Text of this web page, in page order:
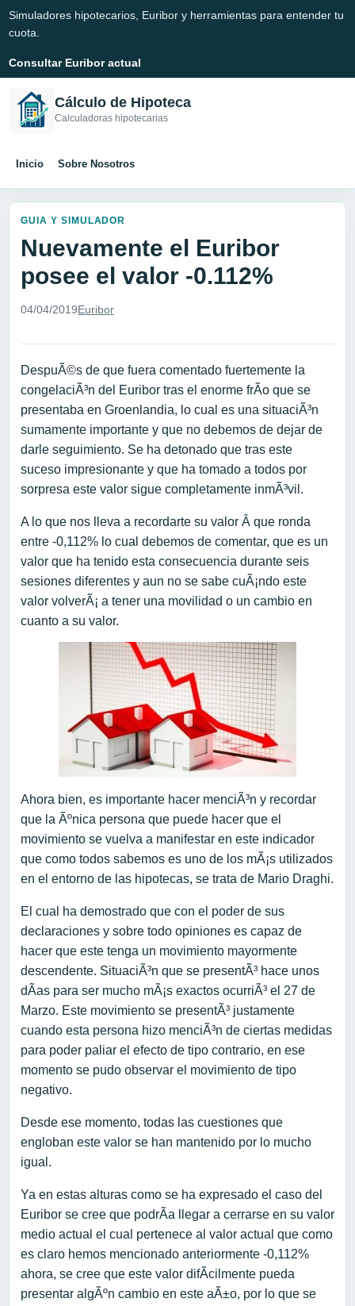
Simuladores hipotecarios, Euribor y herramientas para entender tu
cuota.
Consultar Euribor actual
Cálculo de Hipoteca
Calculadoras hipotecarias
Inicio Sobre Nosotros
GUIA Y SIMULADOR
Nuevamente el Euribor
posee el valor -0.112%
04/04/2019Euribor
DespuÃ©s de que fuera comentado fuertemente la
congelaciÃ³n del Euribor tras el enorme frÃ­o que se
presentaba en Groenlandia, lo cual es una situaciÃ³n
sumamente importante y que no debemos de dejar de
darle seguimiento. Se ha detonado que tras este
suceso impresionante y que ha tomado a todos por
sorpresa este valor sigue completamente inmÃ³vil.
A lo que nos lleva a recordarte su valor Â que ronda
entre -0,112% lo cual debemos de comentar, que es un
valor que ha tenido esta consecuencia durante seis
sesiones diferentes y aun no se sabe cuÃ¡ndo este
valor volverÃ¡ a tener una movilidad o un cambio en
cuanto a su valor.
Ahora bien, es importante hacer menciÃ³n y recordar
que la Ãºnica persona que puede hacer que el
movimiento se vuelva a manifestar en este indicador
que como todos sabemos es uno de los mÃ¡s utilizados
en el entorno de las hipotecas, se trata de Mario Draghi.
El cual ha demostrado que con el poder de sus
declaraciones y sobre todo opiniones es capaz de
hacer que este tenga un movimiento mayormente
descendente. SituaciÃ³n que se presentÃ³ hace unos
dÃ­as para ser mucho mÃ¡s exactos ocurriÃ³ el 27 de
Marzo. Este movimiento se presentÃ³ justamente
cuando esta persona hizo menciÃ³n de ciertas medidas
para poder paliar el efecto de tipo contrario, en ese
momento se pudo observar el movimiento de tipo
negativo.
Desde ese momento, todas las cuestiones que
engloban este valor se han mantenido por lo mucho
igual.
Ya en estas alturas como se ha expresado el caso del
Euribor se cree que podrÃ­a llegar a cerrarse en su valor
medio actual el cual pertenece al valor actual que como
es claro hemos mencionado anteriormente -0,112%
ahora, se cree que este valor difÃ­cilmente pueda
presentar algÃºn cambio en este aÃ±o, por lo que se